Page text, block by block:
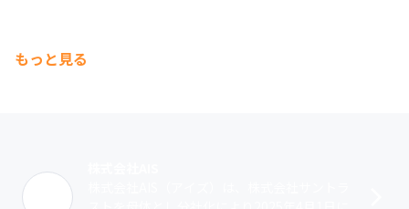
もっと見る